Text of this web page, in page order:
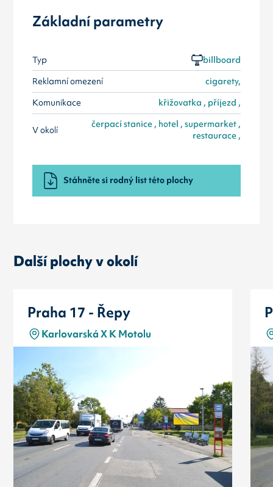
Základní parametry
Typ
billboard
Reklamní omezení
cigarety,
Komunikace
křižovatka , příjezd ,
V okolí
čerpací stanice , hotel , supermarket ,
restaurace ,
Stáhněte si rodný list této plochy
Další plochy v okolí
Praha 17 - Řepy
Karlovarská X K Motolu